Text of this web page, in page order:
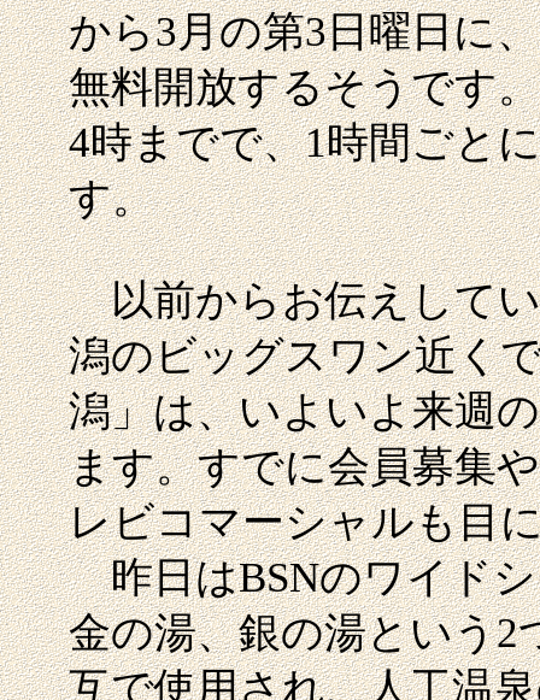
から3月の第3日曜日に
無料開放するそうです
4時までで、1時間ごと
す。
以前からお伝えしてい
潟のビッグスワン近く
潟」は、いよいよ来週
ます。すでに会員募集
レビコマーシャルも目
昨日はBSNのワイドシ
金の湯、銀の湯という2
互で使用され、人工温